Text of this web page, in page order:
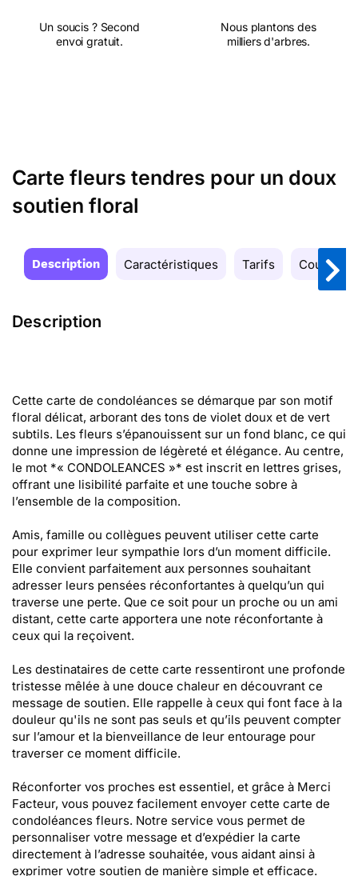
Un soucis ? Second
envoi gratuit.
Nous plantons des
milliers d'arbres.
Carte fleurs tendres pour un doux
soutien floral
Description Caractéristiques Tarifs Couleurs
Description
Cette carte de condoléances se démarque par son motif
floral délicat, arborant des tons de violet doux et de vert
subtils. Les fleurs s’épanouissent sur un fond blanc, ce qui
donne une impression de légèreté et élégance. Au centre,
le mot *« CONDOLEANCES »* est inscrit en lettres grises,
offrant une lisibilité parfaite et une touche sobre à
l’ensemble de la composition.
Amis, famille ou collègues peuvent utiliser cette carte
pour exprimer leur sympathie lors d’un moment difficile.
Elle convient parfaitement aux personnes souhaitant
adresser leurs pensées réconfortantes à quelqu’un qui
traverse une perte. Que ce soit pour un proche ou un ami
distant, cette carte apportera une note réconfortante à
ceux qui la reçoivent.
Les destinataires de cette carte ressentiront une profonde
tristesse mêlée à une douce chaleur en découvrant ce
message de soutien. Elle rappelle à ceux qui font face à la
douleur qu'ils ne sont pas seuls et qu’ils peuvent compter
sur l’amour et la bienveillance de leur entourage pour
traverser ce moment difficile.
Réconforter vos proches est essentiel, et grâce à Merci
Facteur, vous pouvez facilement envoyer cette carte de
condoléances fleurs. Notre service vous permet de
personnaliser votre message et d’expédier la carte
directement à l’adresse souhaitée, vous aidant ainsi à
exprimer votre soutien de manière simple et efficace.